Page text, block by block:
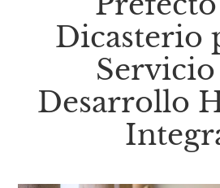
Dicasterio
Desarrollo